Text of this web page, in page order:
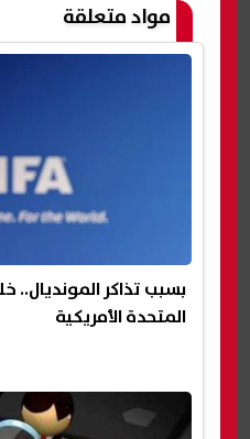
مواد متعلقة
بسبب تذاكر المونديال..
المتحدة الأمريكية